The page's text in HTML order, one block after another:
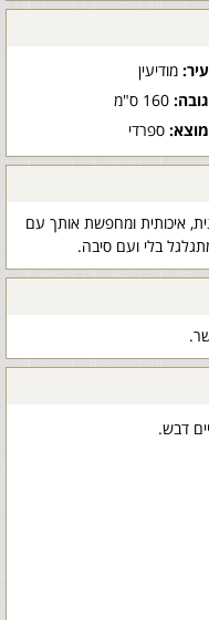
עיר:מודיעין
גובה:160 ס"מ
מוצא:ספרדי
איכותית ומחפשת אותך עם
בלי ועם סיבה.
דבש.